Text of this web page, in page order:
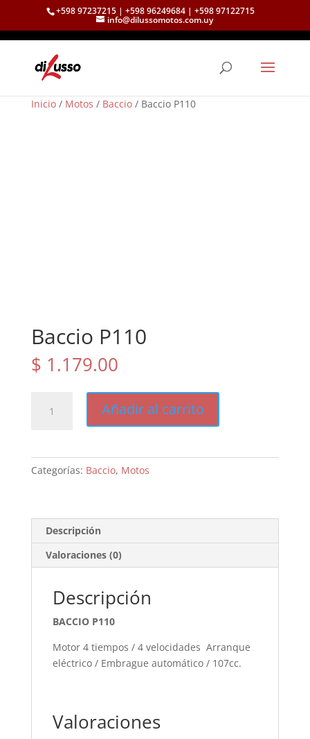
+598 97237215 | +598 96249684 | +598 97122715
info@dilussomotos.com.uy
Inicio/ Motos / Baccio/ Baccio P110
Baccio P110
$ 1.179.00
P110
Añadir al carrito
Categorías: Baccio, Motos
Descripción
Valoraciones (0)
Descripción
BACCIO P110
Motor 4 tiempos / 4 velocidades Arranque
eléctrico / Embrague automático / 107cc.
Valoraciones